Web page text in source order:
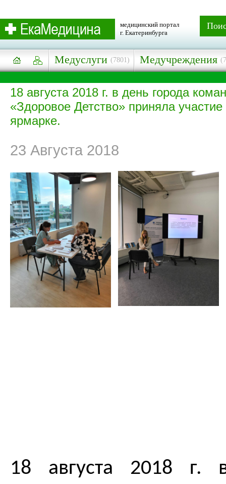
медицинский портал
г. Екатеринбурга
Медуслуги (7801) Медучреждения
18 августа 2018 г. в день города
«Здоровое Детство» приняла
ярмарке.
23 Августа 2018
18 августа 2018 г.